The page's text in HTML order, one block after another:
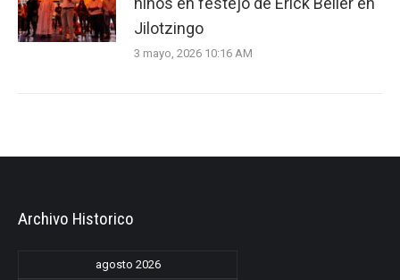
Jilotzingo
3 mayo, 2026 10:16 AM
Archivo Historico
agosto 2026